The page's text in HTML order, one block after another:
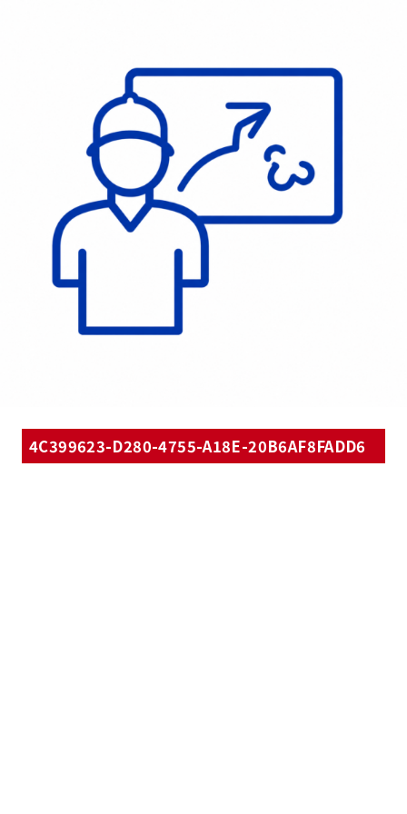
4C399623-D280-4755-A18E-20B6AF8FADD6